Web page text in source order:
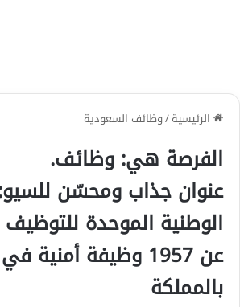
الرئيسية/وظائف السعودية
الفرصة هي:وظائف.
عنوان جذاب ومحسّن
الوطنية الموحدة
بالمملكة